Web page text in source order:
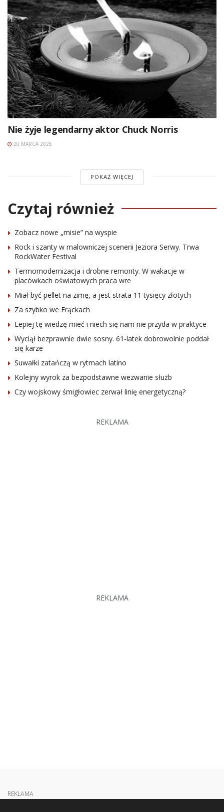
Nie żyje legendarny aktor Chuck Norris
20 MARCA 2026
POKAŻ WIĘCEJ
Czytaj również
Zobacz nowe „misie” na wyspie
Rock i szanty w malowniczej scenerii Jeziora Serwy. Trwa
RockWater Festival
Termomodernizacja i drobne remonty. W wakacje w
placówkach oświatowych praca wre
Miał być pellet na zimę, a jest strata 11 tysięcy złotych
Za szybko we Frąckach
Lepiej tę wiedzę mieć i niech się nam nie przyda w praktyce
Wyciął bezprawnie dwie sosny. 61-latek dobrowolnie poddał
się karze
Suwałki zatańczą w rytmach latino
Kolejny wyrok za bezpodstawne wezwanie służb
Czy wojskowy śmigłowiec zerwał linię energetyczną?
REKLAMA
REKLAMA
REKLAMA